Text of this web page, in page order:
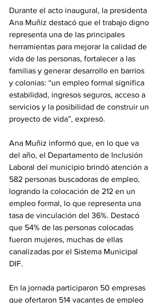
Durante el acto inaugural, la presidenta
Ana Muñiz destacó que el trabajo digno
representa una de las principales
herramientas para mejorar la calidad de
vida de las personas, fortalecer a las
familias y generar desarrollo en barrios
y colonias: “un empleo formal significa
estabilidad, ingresos seguros, acceso a
servicios y la posibilidad de construir un
proyecto de vida”, expresó.
Ana Muñiz informó que, en lo que va
del año, el Departamento de Inclusión
Laboral del municipio brindó atención a
582 personas buscadoras de empleo,
logrando la colocación de 212 en un
empleo formal, lo que representa una
tasa de vinculación del 36%. Destacó
que 54% de las personas colocadas
fueron mujeres, muchas de ellas
canalizadas por el Sistema Municipal
DIF.
En la jornada participaron 50 empresas
que ofertaron 514 vacantes de empleo